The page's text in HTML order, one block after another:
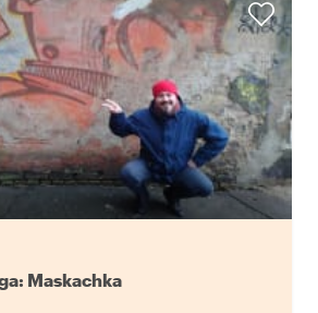
Maskachka